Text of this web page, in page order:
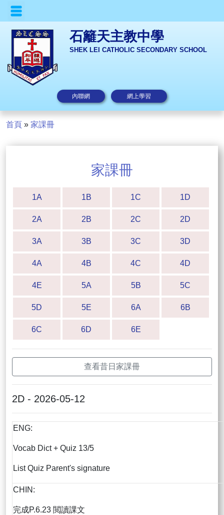
石籬天主教中學
SHEK LEI CATHOLIC SECONDARY SCHOOL
內聯網 網上學習
首頁 » 家課冊
家課冊
1A 1B 1C 1D
2A 2B 2C 2D
3A 3B 3C 3D
4A 4B 4C 4D
4E 5A 5B 5C
5D 5E 6A 6B
6C 6D 6E
查看昔日家課冊
2D - 2026-05-12
ENG:
Vocab Dict + Quiz 13/5
List Quiz Parent's signature
CHIN:
完成P.6.23 閲讀課文